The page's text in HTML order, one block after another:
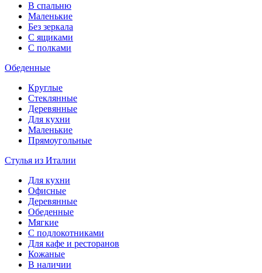
В спальню
Маленькие
Без зеркала
С ящиками
С полками
Обеденные
Круглые
Стеклянные
Деревянные
Для кухни
Маленькие
Прямоугольные
Стулья из Италии
Для кухни
Офисные
Деревянные
Обеденные
Мягкие
С подлокотниками
Для кафе и ресторанов
Кожаные
В наличии